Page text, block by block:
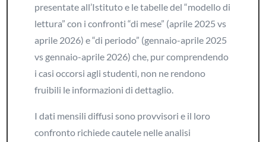
presentate all’Istituto e le tabelle del “modello di
lettura” con i confronti “di mese” (aprile 2025 vs
aprile 2026) e “di periodo” (gennaio-aprile 2025
vs gennaio-aprile 2026) che, pur comprendendo
i casi occorsi agli studenti, non ne rendono
fruibili le informazioni di dettaglio.
I dati mensili diffusi sono provvisori e il loro
confronto richiede cautele nelle analisi